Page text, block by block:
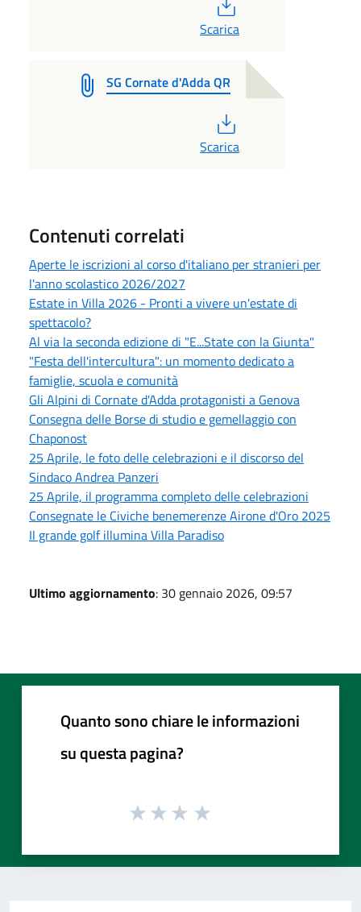
Scarica
SG Cornate d'Adda QR
Scarica
Contenuti correlati
Aperte le iscrizioni al corso d'italiano per stranieri per
l'anno scolastico 2026/2027
Estate in Villa 2026 - Pronti a vivere un'estate di
spettacolo?
Al via la seconda edizione di "E...State con la Giunta"
"Festa dell'intercultura": un momento dedicato a
famiglie, scuola e comunità
Gli Alpini di Cornate d'Adda protagonisti a Genova
Consegna delle Borse di studio e gemellaggio con
Chaponost
25 Aprile, le foto delle celebrazioni e il discorso del
Sindaco Andrea Panzeri
25 Aprile, il programma completo delle celebrazioni
Consegnate le Civiche benemerenze Airone d'Oro 2025
Il grande golf illumina Villa Paradiso
Ultimo aggiornamento: 30 gennaio 2026, 09:57
Quanto sono chiare le informazioni
su questa pagina?